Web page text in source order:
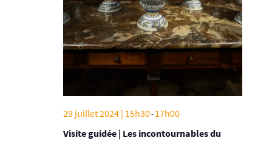
Visite guidée | Les incontournables du
29 juillet 2024 | 15h30- 17h00